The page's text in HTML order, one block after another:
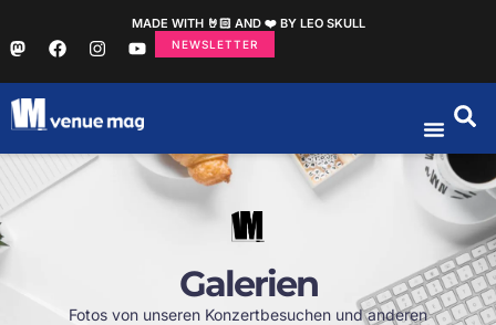
MADE WITH 🤘🏻 AND ❤️ BY LEO SKULL
NEWSLETTER
Galerien
Fotos von unseren Konzertbesuchen und anderen